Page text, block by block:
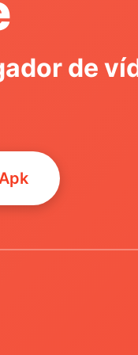
de